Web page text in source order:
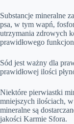
Substancje mineralne
psa, w tym wapń,
utrzymania zdrowych
prawidłowego
Sód jest ważny dla
prawidłowej ilości
Niektóre pierwiastki
mniejszych ilościach,
mineralne są
jakości Karmie Sfora.